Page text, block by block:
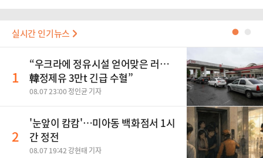
실시간 인기뉴스 ●
1
“우크라에 정유시설 얻어맞은 러…
韓정제유 3만t 긴급 수혈”
08.07 23:00 정인균 기자
2
'눈앞이 캄캄'…미아동 백화점서 1시
간 정전
08.07 19:42 강현태 기자